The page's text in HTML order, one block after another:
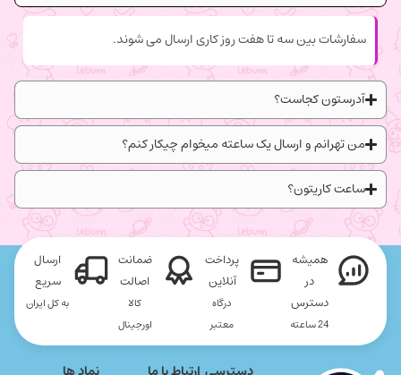
سفارشات بین سه تا هفت روز کاری ارسال می شوند.
آدرستون کجاست؟
من تهرانم و ارسال یک ساعته میخوام چیکار کنم؟
ساعت کاریتون؟
همیشه
در
دسترس
24 ساعته
پرداخت
آنلاین
درگاه
معتبر
ضمانت
اصالت
کالا
اورجینال
ارسال
سریع
به کل ایران